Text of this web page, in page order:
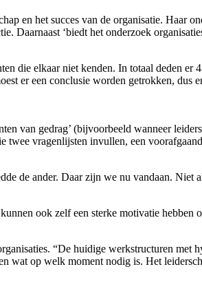
en het succes van de organisatie. Haar
Daarnaast ‘biedt het onderzoek
die elkaar niet kenden. In totaal deden er
er een conclusie worden getrokken, dus
van gedrag’ (bijvoorbeeld wanneer
twee vragenlijsten invullen, een
de ander. Daar zijn we nu vandaan. Niet
ook zelf een sterke motivatie hebben
“De huidige werkstructuren met
wat op welk moment nodig is. Het